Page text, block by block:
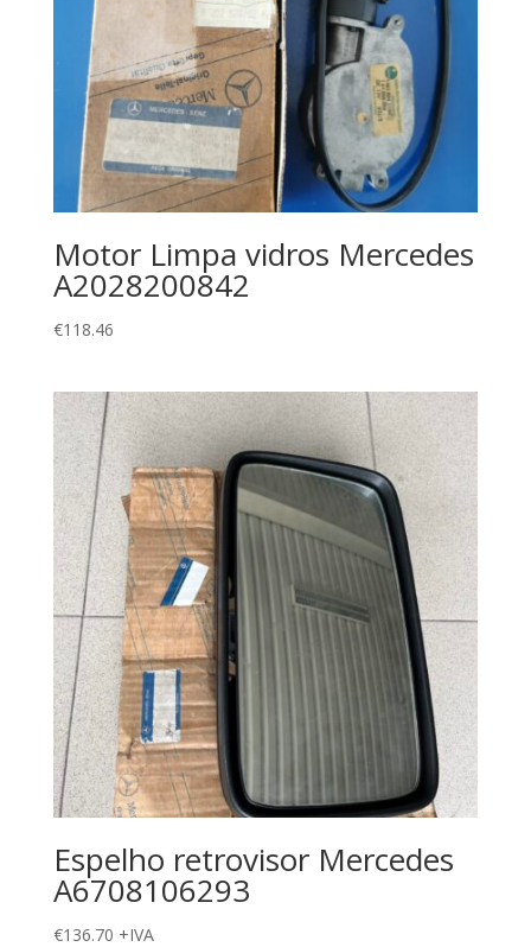
Motor Limpa vidros Mercedes
A2028200842
€118.46
Espelho retrovisor Mercedes
A6708106293
€136.70 +IVA